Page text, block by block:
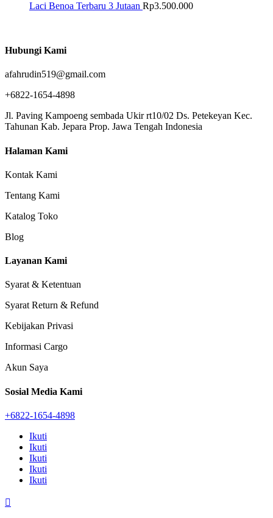
Laci Benoa Terbaru 3 Jutaan Rp3.500.000
Hubungi Kami
afahrudin519@gmail.com
+6822-1654-4898
Jl. Paving Kampoeng sembada Ukir rt10/02 Ds. Petekeyan Kec.
Tahunan Kab. Jepara Prop. Jawa Tengah Indonesia
Halaman Kami
Kontak Kami
Tentang Kami
Katalog Toko
Blog
Layanan Kami
Syarat & Ketentuan
Syarat Return & Refund
Kebijakan Privasi
Informasi Cargo
Akun Saya
Sosial Media Kami
+6822-1654-4898
Ikuti
Ikuti
Ikuti
Ikuti
Ikuti
